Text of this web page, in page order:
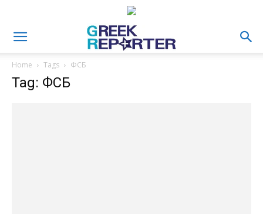
Home Tags ФСБ
Tag: ФСБ